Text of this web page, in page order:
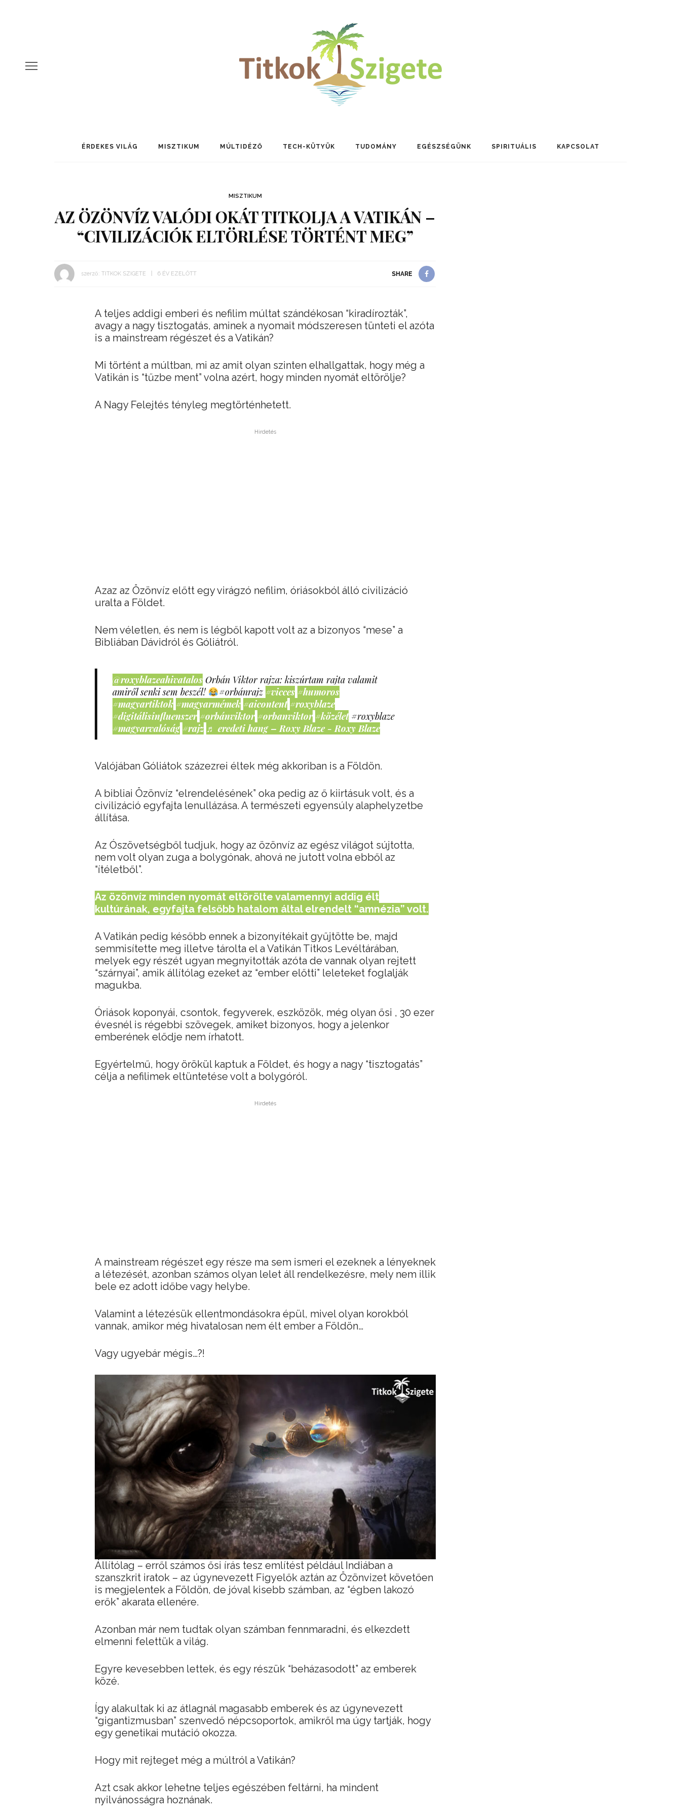
ÉRDEKES VILÁG MISZTIKUM MÚLTIDÉZŐ TECH-KÜTYÜK TUDOMÁNY EGÉSZSÉGÜNK SPIRITUÁLIS KAPCSOLAT
MISZTIKUM
AZ ÖZÖNVÍZ VALÓDI OKÁT TITKOLJA A VATIKÁN –
“CIVILIZÁCIÓK ELTÖRLÉSE TÖRTÉNT MEG”
szerző: TITKOK SZIGETE 6 ÉV EZELŐTT SHARE
A teljes addigi emberi és nefilim múltat szándékosan “kiradírozták”,
avagy a nagy tisztogatás, aminek a nyomait módszeresen tünteti el azóta
is a mainstream régészet és a Vatikán?
Mi történt a múltban, mi az amit olyan szinten elhallgattak, hogy még a
Vatikán is “tűzbe ment” volna azért, hogy minden nyomát eltörölje?
A Nagy Felejtés tényleg megtörténhetett.
Hirdetés
Azaz az Özönvíz előtt egy virágzó nefilim, óriásokból álló civilizáció
uralta a Földet.
Nem véletlen, és nem is légből kapott volt az a bizonyos “mese” a
Bibliában Dávidról és Góliátról.
@roxyblazeahivatalos Orbán Viktor rajza: kiszúrtam rajta valamit
amiről senki sem beszél!
#orbánrajz #vicces #humoros
#magyartiktok #magyarmémek #aicontent #roxyblaze
#digitálisinfluenszer #orbánviktor #orbanviktor #közélet #roxyblaze
#magyarvalóság #rajz ♬ eredeti hang – Roxy Blaze - Roxy Blaze
Valójában Góliátok százezrei éltek még akkoriban is a Földön.
A bibliai Özönvíz “elrendelésének” oka pedig az ő kiirtásuk volt, és a
civilizáció egyfajta lenullázása. A természeti egyensúly alaphelyzetbe
állítása.
Az Ószövetségből tudjuk, hogy az özönvíz az egész világot sújtotta,
nem volt olyan zuga a bolygónak, ahová ne jutott volna ebből az
“ítéletből”.
Az özönvíz minden nyomát eltörölte valamennyi addig élt
kultúrának, egyfajta felsőbb hatalom által elrendelt “amnézia” volt.
A Vatikán pedig később ennek a bizonyítékait gyűjtötte be, majd
semmisítette meg illetve tárolta el a Vatikán Titkos Levéltárában,
melyek egy részét ugyan megnyitották azóta de vannak olyan rejtett
“szárnyai”, amik állítólag ezeket az “ember előtti” leleteket foglalják
magukba.
Óriások koponyái, csontok, fegyverek, eszközök, még olyan ősi , 30 ezer
évesnél is régebbi szövegek, amiket bizonyos, hogy a jelenkor
emberének elődje nem írhatott.
Egyértelmű, hogy örökül kaptuk a Földet, és hogy a nagy “tisztogatás”
célja a nefilimek eltüntetése volt a bolygóról.
Hirdetés
A mainstream régészet egy része ma sem ismeri el ezeknek a lényeknek
a létezését, azonban számos olyan lelet áll rendelkezésre, mely nem illik
bele ez adott időbe vagy helybe.
Valamint a létezésük ellentmondásokra épül, mivel olyan korokból
vannak, amikor még hivatalosan nem élt ember a Földön…
Vagy ugyebár mégis…?!
Állítólag – erről számos ősi írás tesz említést például Indiában a
szanszkrit iratok – az úgynevezett Figyelők aztán az Özönvizet követően
is megjelentek a Földön, de jóval kisebb számban, az “égben lakozó
erők” akarata ellenére.
Azonban már nem tudtak olyan számban fennmaradni, és elkezdett
elmenni felettük a világ.
Egyre kevesebben lettek, és egy részük “beházasodott” az emberek
közé.
Így alakultak ki az átlagnál magasabb emberek és az úgynevezett
“gigantizmusban” szenvedő népcsoportok, amikről ma úgy tartják, hogy
egy genetikai mutáció okozza.
Hogy mit rejteget még a múltról a Vatikán?
Azt csak akkor lehetne teljes egészében feltárni, ha mindent
nyilvánosságra hoznának.